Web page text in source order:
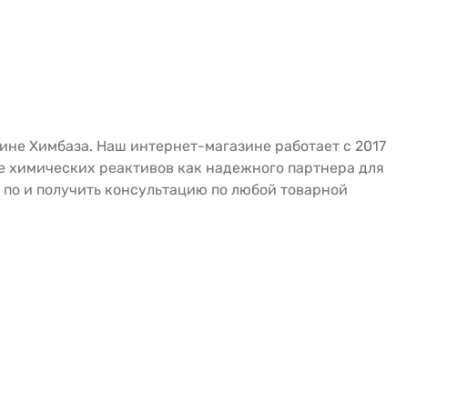
Химбаза. Наш интернет-магазине работает с 2017
реактивов как надежного партнера для
и получить консультацию по любой товарной